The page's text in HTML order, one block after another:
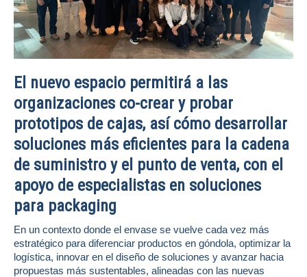
El nuevo espacio permitirá a las
organizaciones co-crear y probar
prototipos de cajas, así cómo desarrollar
soluciones más eficientes para la cadena
de suministro y el punto de venta, con el
apoyo de especialistas en soluciones
para packaging
En un contexto donde el envase se vuelve cada vez más
estratégico para diferenciar productos en góndola, optimizar la
logística, innovar en el diseño de soluciones y avanzar hacia
propuestas más sustentables, alineadas con las nuevas